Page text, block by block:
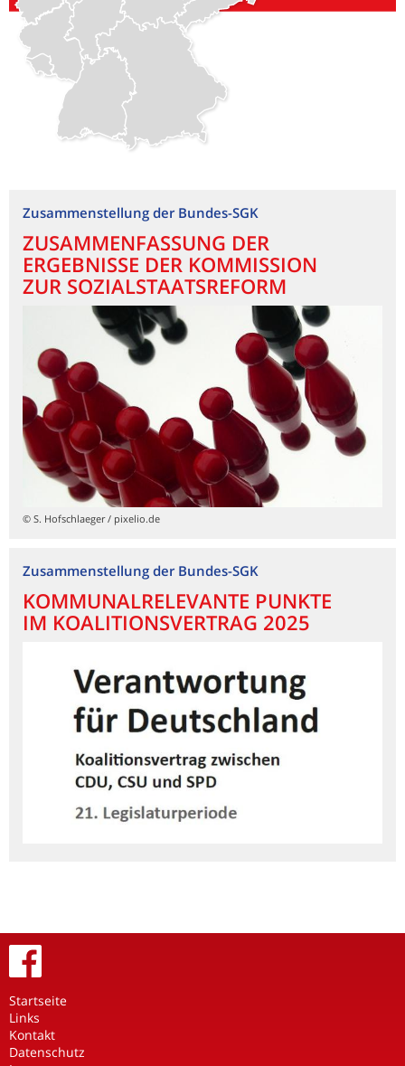
Zusammenstellung der Bundes-SGK
ZUSAMMENFASSUNG DER
ERGEBNISSE DER KOMMISSION
ZUR SOZIALSTAATSREFORM
© S. Hofschlaeger / pixelio.de
Zusammenstellung der Bundes-SGK
KOMMUNALRELEVANTE PUNKTE
IM KOALITIONSVERTRAG 2025
Startseite
Links
Kontakt
Datenschutz